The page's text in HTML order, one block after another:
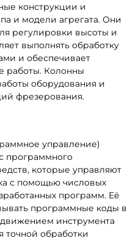
конструкции и
и модели агрегата. Они
регулировки высоты и
выполнять обработку
и обеспечивает
работы. Колонны
оборудования и
фрезерования.
управление)
программного
которые управляют
с помощью числовых
программ. Её
программные коды в
инструмента
точной обработки